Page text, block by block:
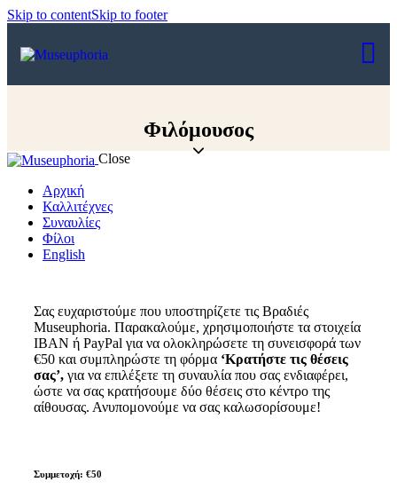
Skip to contentSkip to footer
Φιλόμουσος
Close
Αρχική
Καλλιτέχνες
Συναυλίες
Φίλοι
English
Σας ευχαριστούμε που υποστηρίζετε τις Βραδιές
Museuphoria. Παρακαλούμε, χρησιμοποιήστε τα στοιχεία
IBAN ή PayPal για να ολοκληρώσετε τη συνεισφορά των
€50 και συμπληρώστε τη φόρμα ‘Κρατήστε τις θέσεις
σας’, για να επιλέξετε τη συναυλία που σας ενδιαφέρει,
ώστε να σας κρατήσουμε δύο θέσεις στο κέντρο της
αίθουσας. Ανυπομονούμε να σας καλωσορίσουμε!
Συμμετοχή: €50